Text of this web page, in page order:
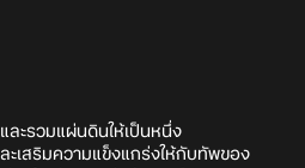
ะรวมแผ่นดินให้เป็นหนึ่ง
ะเสริมความแข็งแกร่งให้กับทัพของ